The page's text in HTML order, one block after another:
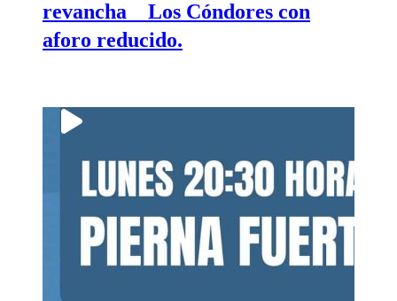
revancha _ Los Cóndores con
aforo reducido.